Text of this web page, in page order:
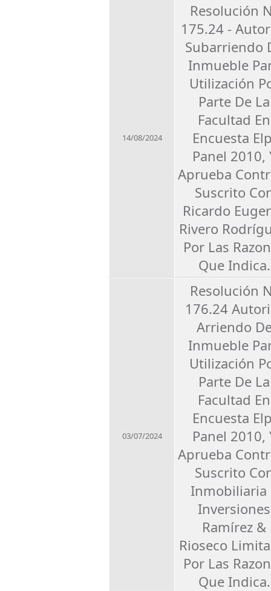
14/08/2024
Resolución
175.24 -
Subarriendo
Inmueble
Utilización
Parte De La
Facultad En
Encuesta
Panel 2010,
Aprueba
Suscrito
Ricardo
Rivero
Por Las
Que Indica.
03/07/2024
Resolución
176.24
Arriendo
Inmueble
Utilización
Parte De La
Facultad En
Encuesta
Panel 2010,
Aprueba
Suscrito
Inmobiliaria
Inversiones
Ramírez &
Rioseco
Por Las
Que Indica.